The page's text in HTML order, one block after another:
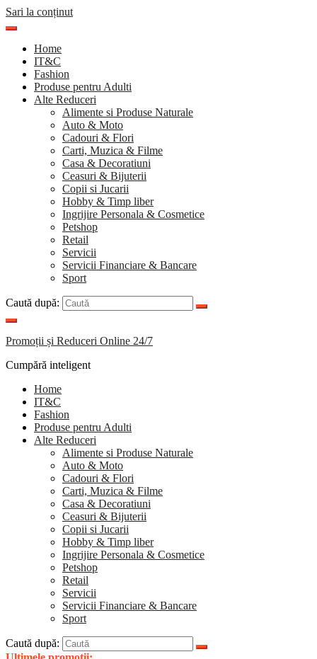
Sari la conținut
Home
IT&C
Fashion
Produse pentru Adulti
Alte Reduceri
Alimente si Produse Naturale
Auto & Moto
Cadouri & Flori
Carti, Muzica & Filme
Casa & Decoratiuni
Ceasuri & Bijuterii
Copii si Jucarii
Hobby & Timp liber
Ingrijire Personala & Cosmetice
Petshop
Retail
Servicii
Servicii Financiare & Bancare
Sport
Caută după:
Promoții și Reduceri Online 24/7
Cumpără inteligent
Home
IT&C
Fashion
Produse pentru Adulti
Alte Reduceri
Alimente si Produse Naturale
Auto & Moto
Cadouri & Flori
Carti, Muzica & Filme
Casa & Decoratiuni
Ceasuri & Bijuterii
Copii si Jucarii
Hobby & Timp liber
Ingrijire Personala & Cosmetice
Petshop
Retail
Servicii
Servicii Financiare & Bancare
Sport
Caută după: